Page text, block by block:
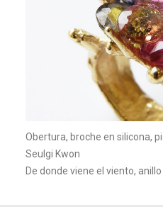
Obertura, broche en silicona,
Seulgi Kwon
De donde viene el viento,